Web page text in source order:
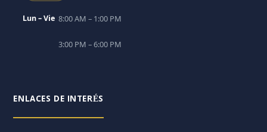
Lun – Vie 8:00 AM – 1:00 PM
3:00 PM – 6:00 PM
ENLACES DE INTERÉS